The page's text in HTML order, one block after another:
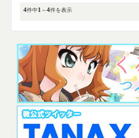
4件中1 ～4件を表示